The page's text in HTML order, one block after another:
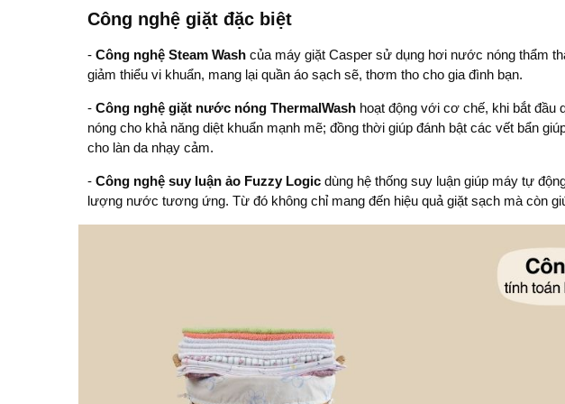
Công nghệ giặt đặc biệt
- Công nghệ Steam Wash của máy giặt Casper sử dụng hơi nước nóng thẩm
giảm thiểu vi khuẩn, mang lại quần áo sạch sẽ, thơm tho cho gia đình bạn.
- Công nghệ giặt nước nóng ThermalWash hoạt động với cơ chế, khi bắt đầu
nóng cho khả năng diệt khuẩn mạnh mẽ; đồng thời giúp đánh bật các vết bẩn
cho làn da nhạy cảm.
- Công nghệ suy luận ảo Fuzzy Logic dùng hệ thống suy luận giúp máy tự
lượng nước tương ứng. Từ đó không chỉ mang đến hiệu quả giặt sạch mà còn